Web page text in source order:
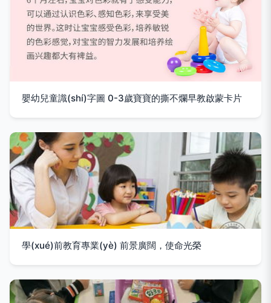
嬰幼兒童識(shí)字圖 0-3歲寶寶的撕不爛早教啟蒙卡片
學(xué)前教育專業(yè) 前景廣闊，使命光榮